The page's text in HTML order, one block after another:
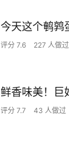
评分 7.6 227 人做过
评分 7.7 43 人做过